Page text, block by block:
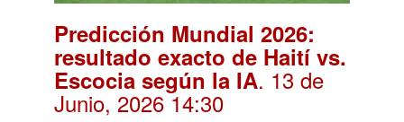
Predicción Mundial 2026:
resultado exacto de Haití vs.
Escocia según la IA. 13 de
Junio, 2026 14:30